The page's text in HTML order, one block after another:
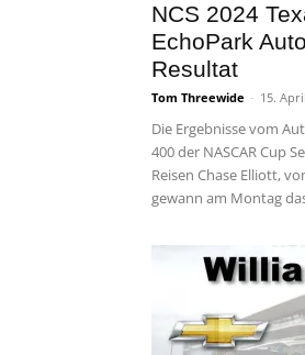
NCS 2024
EchoPark
Resultat
Tom Threewide - 15.
Die Ergebnisse vom
400 der NASCAR Cup
Reisen Chase Elliott,
gewann am Montag